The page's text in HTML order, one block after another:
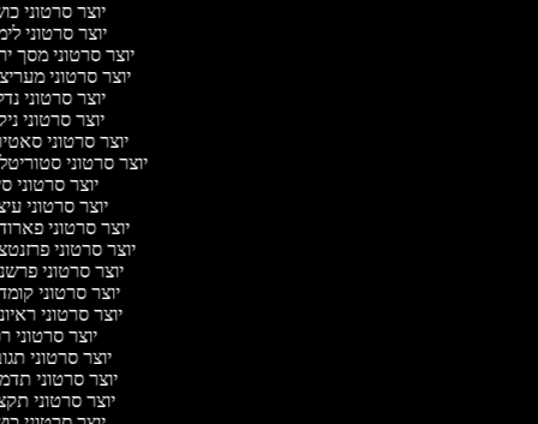
יוצר סרטוני
יוצר סרטוני
יוצר סרטוני מסך
יוצר סרטוני
יוצר סרטוני
יוצר סרטוני
יוצר סרטוני
יוצר סרטוני
יוצר סרטוני
יוצר סרטוני
יוצר סרטוני
יוצר סרטוני
יוצר סרטוני
יוצר סרטוני
יוצר סרטוני
יוצר סרטוני
יוצר סרטוני
יוצר סרטוני
יוצר סרטוני